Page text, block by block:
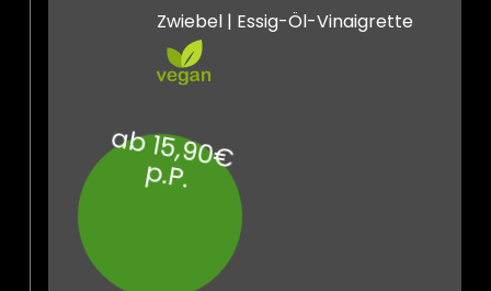
Zwiebel | Essig-Öl-Vinaigrette
a
b
15
,9
0
€
p
.P
.